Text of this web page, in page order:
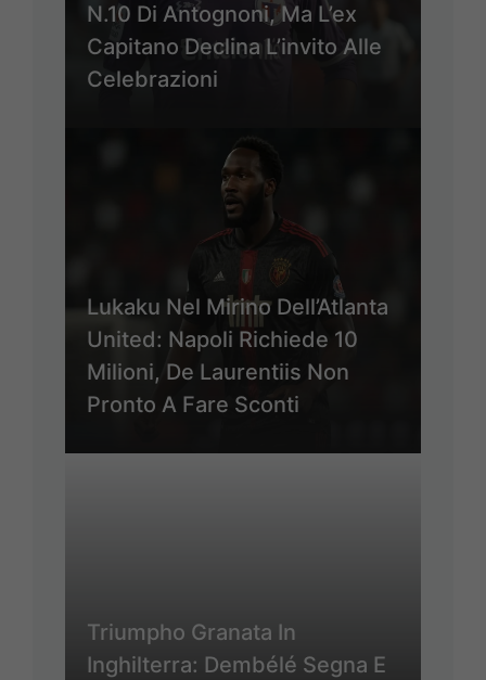
N.10 Di Antognoni, Ma L’ex
Capitano Declina L’invito Alle
Celebrazioni
Lukaku Nel Mirino Dell’Atlanta
United: Napoli Richiede 10
Milioni, De Laurentiis Non
Pronto A Fare Sconti
Triumpho Granata In
Inghilterra: Dembélé Segna E